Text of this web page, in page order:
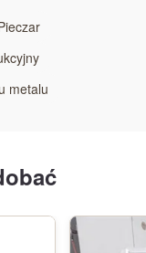
o
metalu